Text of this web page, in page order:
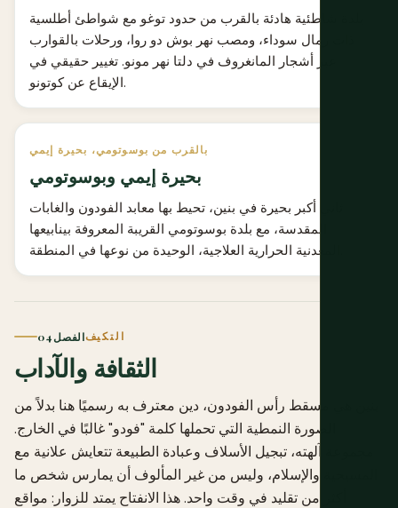
بلدة شاطئية هادئة بالقرب من حدود توغو مع شواطئ أطلسية
ذات رمال سوداء، ومصب نهر بوش دو روا، ورحلات بالقوارب
عبر أشجار المانغروف في دلتا نهر مونو. تغيير حقيقي في
الإيقاع عن كوتونو.
بالقرب من بوسوتومي، بحيرة إيمي
بحيرة إيمي وبوسوتومي
ثاني أكبر بحيرة في بنين، تحيط بها معابد الفودون والغابات
المقدسة، مع بلدة بوسوتومي القريبة المعروفة بينابيعها
الفصل 04التكيف
الثقافة والآداب
بنين هي مسقط رأس الفودون، دين معترف به رسميًا هنا بدلاً من
الصورة النمطية التي تحملها كلمة "فودو" غالبًا في الخارج.
مجموعة آلهته، تبجيل الأسلاف وعبادة الطبيعة تتعايش علانية مع
المسيحية والإسلام، وليس من غير المألوف أن يمارس شخص ما
أكثر من تقليد في وقت واحد. هذا الانفتاح يمتد للزوار: مواقع